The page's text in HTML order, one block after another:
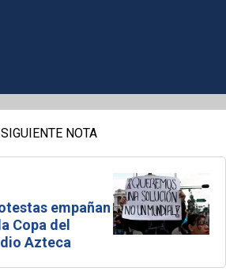
SIGUIENTE NOTA
empañan
Copa del
Azteca